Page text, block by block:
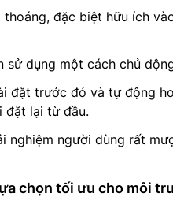
đặc biệt hữu ích
sử dụng một cách chủ
đặt trước đó và tự động
đặt lại từ đầu.
nghiệm người dùng rất
chọn tối ưu cho môi